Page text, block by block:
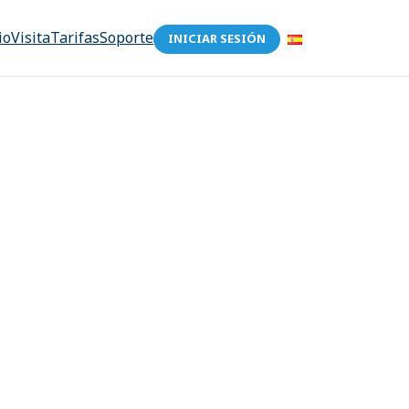
VisitaTarifasSoporte INICIAR SESIÓN